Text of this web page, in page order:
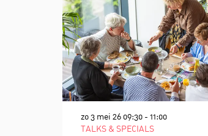
TALKS & SPECIALS
zo 3 mei 26 09:30 - 11:00